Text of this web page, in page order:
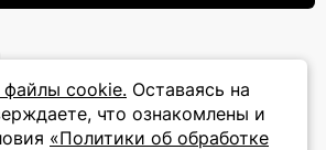
cookie. Оставаясь на
что ознакомлены и
«Политики об обработке